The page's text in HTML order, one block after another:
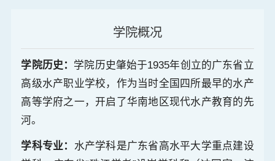
学院概况
学院历史： 学院历史肇始于1935年创立的广东省立
高级水产职业学校，作为当时全国四所最早的水产
高等学府之一，开启了华南地区现代水产教育的先
河。
学科专业： 水产学科是广东省高水平大学重点建设